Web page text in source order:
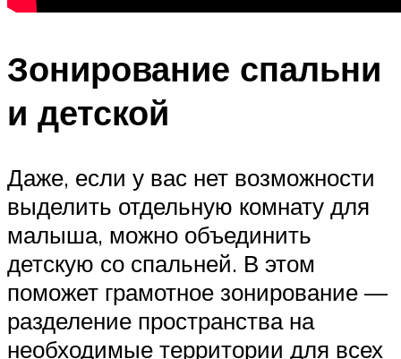
Зонирование спальни
и детской
Даже, если у вас нет возможности
выделить отдельную комнату для
малыша, можно объединить
детскую со спальней. В этом
поможет грамотное зонирование —
разделение пространства на
необходимые территории для всех